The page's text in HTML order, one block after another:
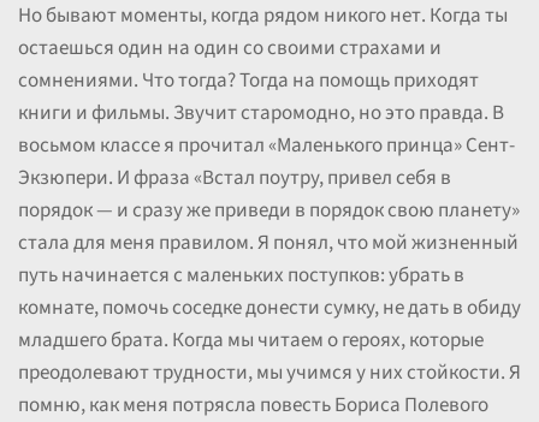
Но бывают моменты, когда рядом никого нет. Когда ты
остаешься один на один со своими страхами и
сомнениями. Что тогда? Тогда на помощь приходят
книги и фильмы. Звучит старомодно, но это правда. В
восьмом классе я прочитал «Маленького принца» Сент-
Экзюпери. И фраза «Встал поутру, привел себя в
порядок — и сразу же приведи в порядок свою планету»
стала для меня правилом. Я понял, что мой жизненный
путь начинается с маленьких поступков: убрать в
комнате, помочь соседке донести сумку, не дать в обиду
младшего брата. Когда мы читаем о героях, которые
преодолевают трудности, мы учимся у них стойкости. Я
помню, как меня потрясла повесть Бориса Полевого